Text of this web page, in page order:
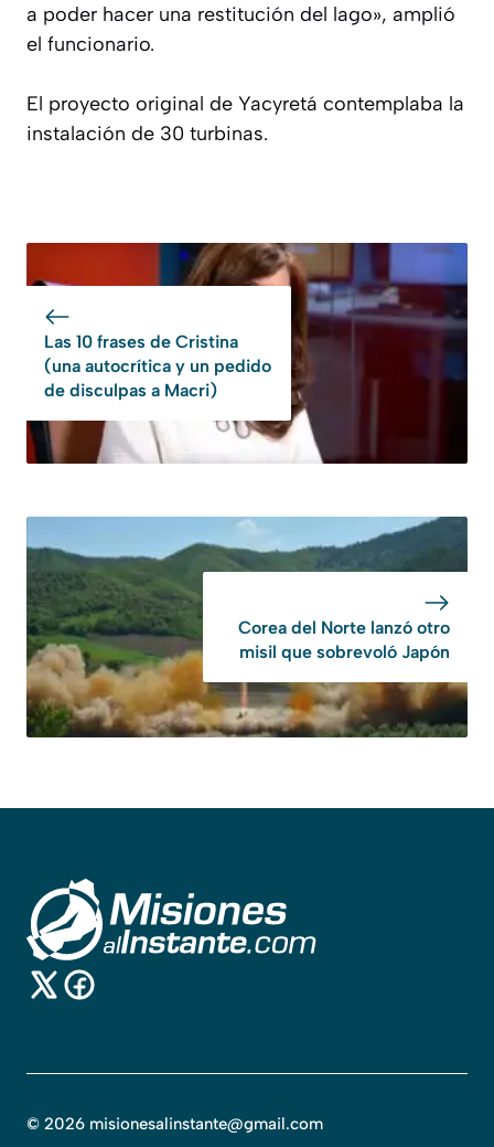
a poder hacer una restitución del lago», amplió
el funcionario.
El proyecto original de Yacyretá contemplaba la
instalación de 30 turbinas.
Las 10 frases de Cristina
(una autocrítica y un pedido
de disculpas a Macri)
Corea del Norte lanzó otro
misil que sobrevoló Japón
© 2026 misionesalinstante@gmail.com